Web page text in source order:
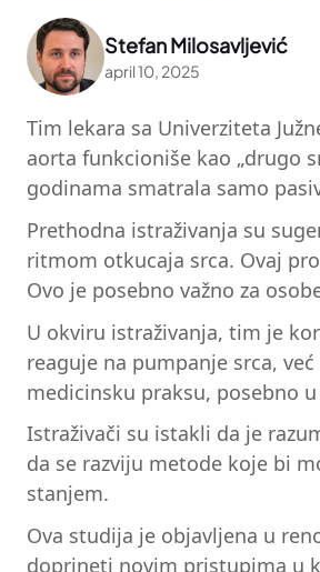
Stefan Milosavljević
april 10, 2025
Tim lekara sa Univerziteta
aorta funkcioniše kao „drugo
godinama smatrala samo
Prethodna istraživanja su
ritmom otkucaja srca. Ovaj
Ovo je posebno važno za
U okviru istraživanja, tim je
reaguje na pumpanje srca,
medicinsku praksu, posebno
Istraživači su istakli da je
da se razviju metode koje bi
stanjem.
Ova studija je objavljena u
doprineti novim pristupima u